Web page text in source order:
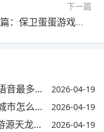
下一篇
下一篇：保卫蛋蛋游戏为什么没了?(保卫蛋蛋小游戏)
多人机) 2026-04-19
新布局) 2026-04-19
么获得) 2026-04-19